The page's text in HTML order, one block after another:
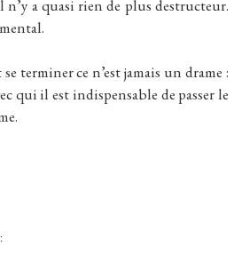
a quasi rien de plus destructeur.
terminer ce n’est jamais un drame :
qui il est indispensable de passer le